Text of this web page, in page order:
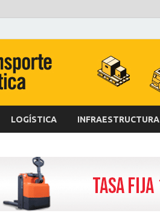
LOGÍSTICA INFRAESTRUCTURA